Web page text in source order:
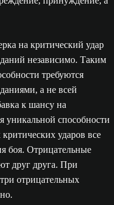
на критический удар
независимо. Таким
требуются
а не всей
к шансу на
уникальной способности
ударов все
боя. Отрицательные
друг друга. При
отрицательных